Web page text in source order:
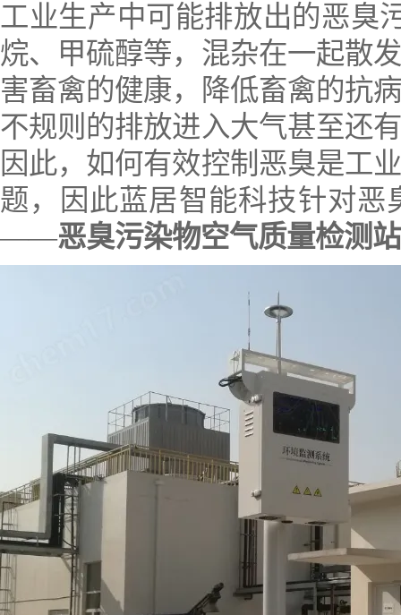
工业生产中可能排放出的恶臭
烷、甲硫醇等，混杂在一起散
害畜禽的健康，降低畜禽的抗
不规则的排放进入大气甚至还
因此，如何有效控制恶臭是工
题，因此蓝居智能科技针对
——恶臭污染物空气质量检测站